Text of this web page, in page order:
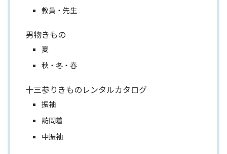
教員・先生
男物きもの
夏
秋・冬・春
十三参りきものレンタルカタログ
振袖
訪問着
中振袖